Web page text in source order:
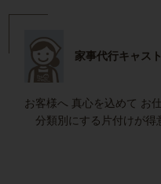
家事代行キャス
お客様へ 真心を込めて お
分類別にする片付けが得